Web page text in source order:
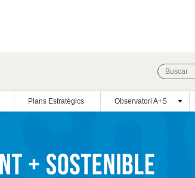
Plans Estratègics Observatori A+S